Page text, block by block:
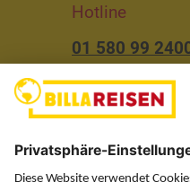
Hotline
01 580 99
Über uns
Service